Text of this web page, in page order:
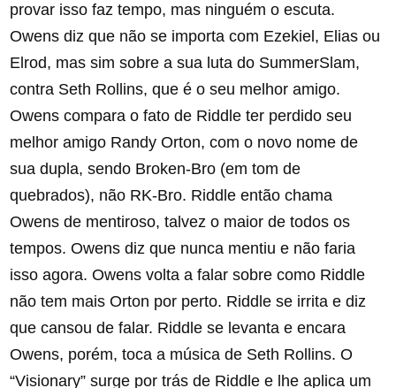
provar isso faz tempo, mas ninguém o escuta.
Owens diz que não se importa com Ezekiel, Elias ou
Elrod, mas sim sobre a sua luta do SummerSlam,
contra Seth Rollins, que é o seu melhor amigo.
Owens compara o fato de Riddle ter perdido seu
melhor amigo Randy Orton, com o novo nome de
sua dupla, sendo Broken-Bro (em tom de
quebrados), não RK-Bro. Riddle então chama
Owens de mentiroso, talvez o maior de todos os
tempos. Owens diz que nunca mentiu e não faria
isso agora. Owens volta a falar sobre como Riddle
não tem mais Orton por perto. Riddle se irrita e diz
que cansou de falar. Riddle se levanta e encara
Owens, porém, toca a música de Seth Rollins. O
“Visionary” surge por trás de Riddle e lhe aplica um